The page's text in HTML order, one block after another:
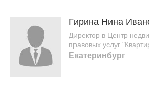
Гирина Нина
Директор в Центр
правовых услуг
Екатеринбург